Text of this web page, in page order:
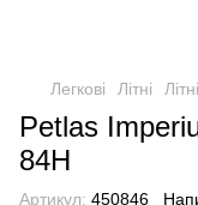
Легкові Літні
Petlas
84H
Артикул: 450846